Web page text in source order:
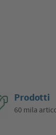
Prodotti
60 mila